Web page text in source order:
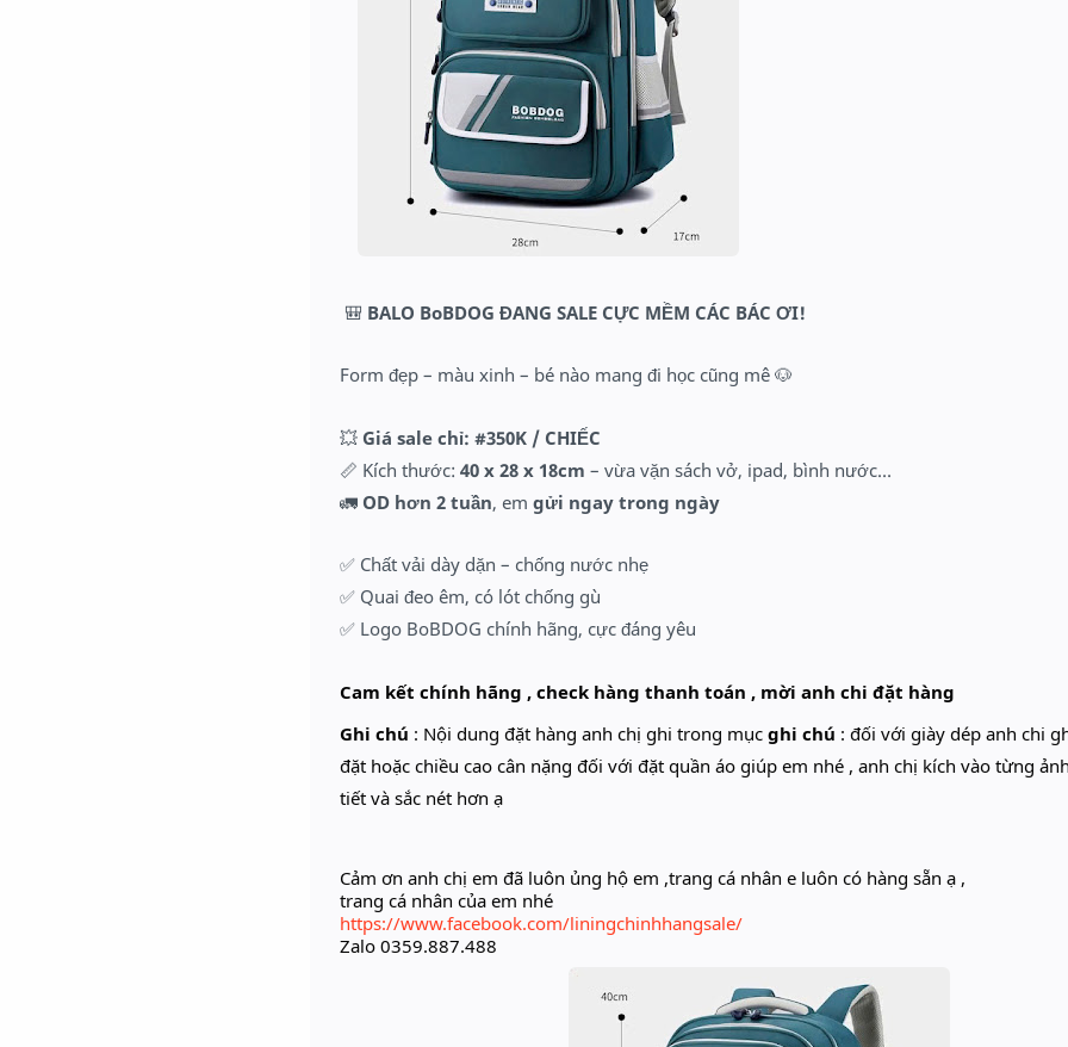
🎒 BALO BoBDOG ĐANG SALE CỰC MỀM CÁC BÁC ƠI!
Form đẹp – màu xinh – bé nào mang đi học cũng mê 🐶
💥 Giá sale chỉ: #350K / CHIẾC
📏 Kích thước: 40 x 28 x 18cm – vừa vặn sách vở, ipad, bình nước…
🚛 OD hơn 2 tuần, em gửi ngay trong ngày
✅ Chất vải dày dặn – chống nước nhẹ
✅ Quai đeo êm, có lót chống gù
✅ Logo BoBDOG chính hãng, cực đáng yêu
Cam kết chính hãng , check hàng thanh toán , mời anh chi đặt hàng
Ghi chú : Nội dung đặt hàng anh chị ghi trong mục ghi chú : đối với giày dép anh chi
đặt hoặc chiều cao cân nặng đối với đặt quần áo giúp em nhé , anh chị kích vào từng
tiết và sắc nét hơn ạ
Cảm ơn anh chị em đã luôn ủng hộ em ,trang cá nhân e luôn có hàng sẵn ạ ,
trang cá nhân của em nhé
https://www.facebook.com/liningchinhhangsale/
Zalo 0359.887.488